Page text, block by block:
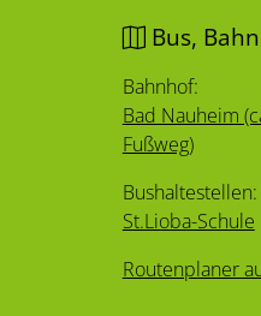
Bus,
Bahnhof:
Bad Nauheim
Fußweg)
Bushaltestellen:
St.Lioba-Schule
Routenplaner